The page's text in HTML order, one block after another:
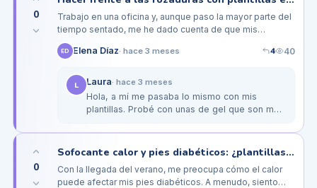
0
Trabajo en una oficina y, aunque paso la mayor parte del
tiempo sentado, me he dado cuenta de que mis
plantillas a veces me causan rozaduras en los pies. Soy
diabético y estoy…
ED Elena Díaz· hace 3 meses 4 40
L Laura· hace 3 meses
Hola, a mí me pasaba lo mismo con mis
plantillas. Probé con unas de gel que son más
calcetines de bambú tienen una…
0
Sofocante calor y pies diabéticos: ¿plantillas específicas para el verano?
Con la llegada del verano, me preocupa cómo el calor
puede afectar mis pies diabéticos. A menudo, siento